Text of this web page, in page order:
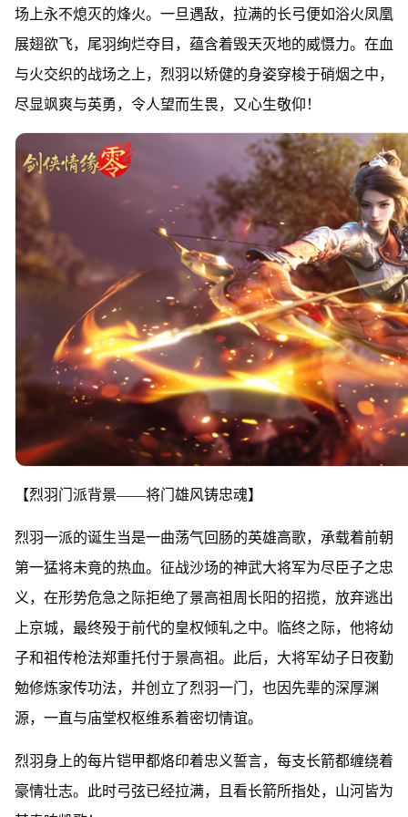
场上永不熄灭的烽火。一旦遇敌，拉满的长弓便如浴火凤凰
展翅欲飞，尾羽绚烂夺目，蕴含着毁天灭地的威慑力。在血
与火交织的战场之上，烈羽以矫健的身姿穿梭于硝烟之中，
尽显飒爽与英勇，令人望而生畏，又心生敬仰！
【烈羽门派背景——将门雄风铸忠魂】
烈羽一派的诞生当是一曲荡气回肠的英雄高歌，承载着前朝
第一猛将未竟的热血。征战沙场的神武大将军为尽臣子之忠
义，在形势危急之际拒绝了景高祖周长阳的招揽，放弃逃出
上京城，最终殁于前代的皇权倾轧之中。临终之际，他将幼
子和祖传枪法郑重托付于景高祖。此后，大将军幼子日夜勤
勉修炼家传功法，并创立了烈羽一门，也因先辈的深厚渊
源，一直与庙堂权枢维系着密切情谊。
烈羽身上的每片铠甲都烙印着忠义誓言，每支长箭都缠绕着
豪情壮志。此时弓弦已经拉满，且看长箭所指处，山河皆为